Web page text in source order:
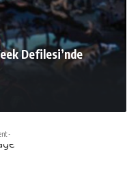
Defilesi’nde
-